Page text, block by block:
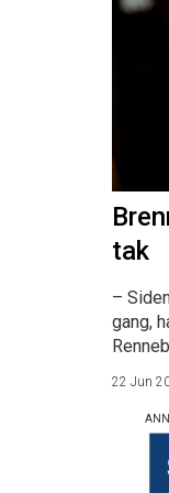
tak
–
gang,
22 Jun